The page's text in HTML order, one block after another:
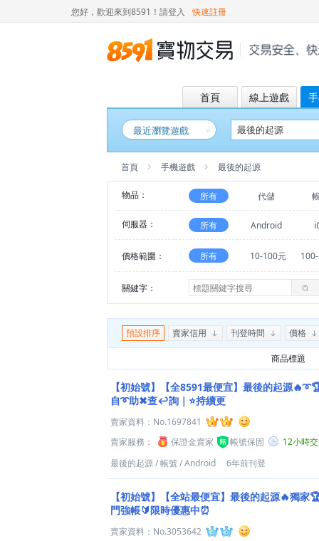
您好，歡迎來到8591！ 請登入 快速註冊
首頁 線上遊戲
最近瀏覽遊戲
首頁 手機遊戲 最後的起源
物品： 所有 代儲
伺服器： 所有 Android
價格範圍： 所有 10-100元
關鍵字：
預設排序 賣家信用 刊登時間 價格
商品標題
【初始號】【全8591最便宜】最後的起源
自➰助✖查↩詢｜⭐持續更
賣家資料： No.1697841
賣家服務：
保證金賣家 帳號保固
12小時
最後的起源/帳號/Android 6年前刊登
【初始號】【全站最便宜】最後的起源🔥獨家
門強帳🔰限時優惠中⏰
賣家資料： No.3053642